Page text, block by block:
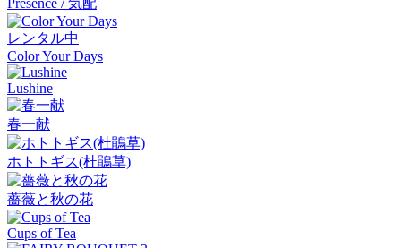
Presence / 気配
レンタル中
Color Your Days
Lushine
春一献
ホトトギス(杜鵑草)
薔薇と秋の花
Cups of Tea